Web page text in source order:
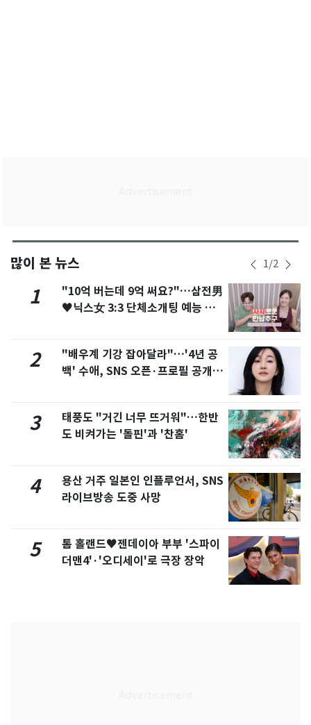
많이 본 뉴스 1/2
1
"10억 버는데 9억 써요?"…삼전男
♥닉스女 3:3 단체소개팅 예능 화
2
"배우계 기강 잡아달라"…'4년 공
백' 수애, SNS 오픈·프로필 공개
3
태풍도 "거긴 너무 뜨거워"…한반
도 비켜가는 '돌핀'과 '찬홈'
4
용산 거주 일본인 인플루언서, SNS
라이브방송 도중 사망
5
톰 홀랜드♥젠데이아 부부 '스파이
더맨4'·'오디세이'로 극장 장악